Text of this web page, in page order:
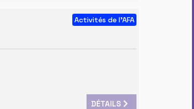
Activités de l'AFA
DÉTAILS